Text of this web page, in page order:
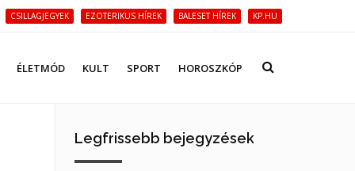
CSILLAGJEGYEK EZOTERIKUS HÍREK BALESET HÍREK KP.HU
ÉLETMÓD KULT SPORT HOROSZKÓP
Legfrissebb bejegyzések